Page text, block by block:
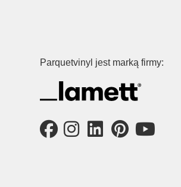
Parquetvinyl jest marką firmy: